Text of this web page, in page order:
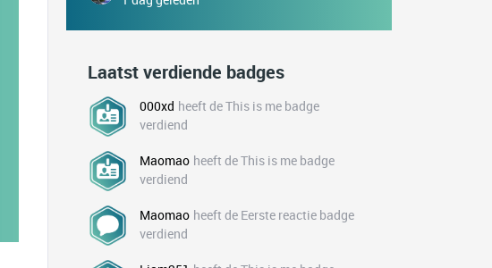
Laatst verdiende badges
000xd heeft de This is me badge
verdiend
Maomao heeft de This is me badge
verdiend
Maomao heeft de Eerste reactie badge
verdiend